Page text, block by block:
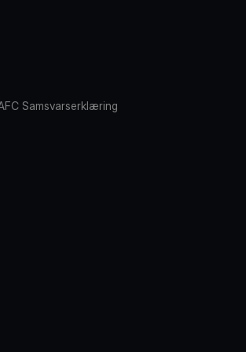
Samsvarserklæring